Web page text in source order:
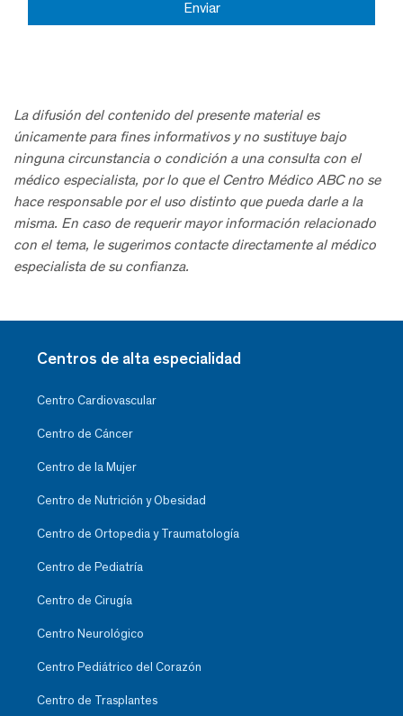
La difusión del contenido del presente material es
únicamente para fines informativos y no sustituye bajo
ninguna circunstancia o condición a una consulta con el
médico especialista, por lo que el Centro Médico ABC no se
hace responsable por el uso distinto que pueda darle a la
misma. En caso de requerir mayor información relacionado
con el tema, le sugerimos contacte directamente al médico
especialista de su confianza.
Centros de alta especialidad
Centro Cardiovascular
Centro de Cáncer
Centro de la Mujer
Centro de Nutrición y Obesidad
Centro de Ortopedia y Traumatología
Centro de Pediatría
Centro de Cirugía
Centro Neurológico
Centro Pediátrico del Corazón
Centro de Trasplantes